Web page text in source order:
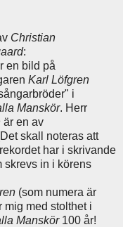
Christian
:
en bild på
Karl Löfgren
i
Manskör. Herr
är en av
skall noteras att
har i skrivande
skrevs in i körens
(som numera är
mig med stolthet i
Manskör100 år!